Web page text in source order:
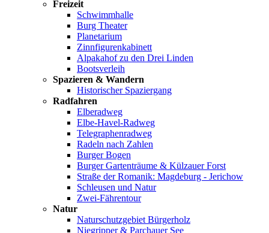
Freizeit
Schwimmhalle
Burg Theater
Planetarium
Zinnfigurenkabinett
Alpakahof zu den Drei Linden
Bootsverleih
Spazieren & Wandern
Historischer Spaziergang
Radfahren
Elberadweg
Elbe-Havel-Radweg
Telegraphenradweg
Radeln nach Zahlen
Burger Bogen
Burger Gartenträume & Külzauer Forst
Straße der Romanik: Magdeburg - Jerichow
Schleusen und Natur
Zwei-Fährentour
Natur
Naturschutzgebiet Bürgerholz
Niegripper & Parchauer See